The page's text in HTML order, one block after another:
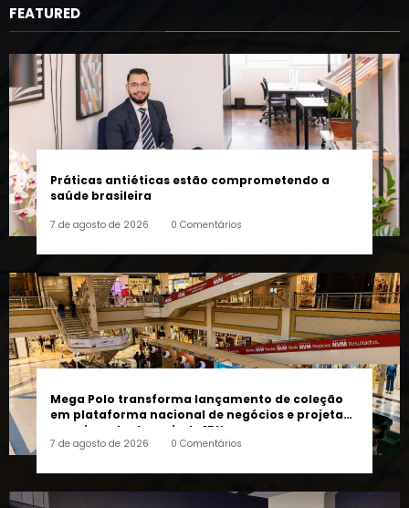
Práticas antiéticas estão comprometendo a
7 de agosto de 2026 0 Comentários
Mega Polo transforma lançamento de coleção
crescimento de mais de 15%
7 de agosto de 2026 0 Comentários